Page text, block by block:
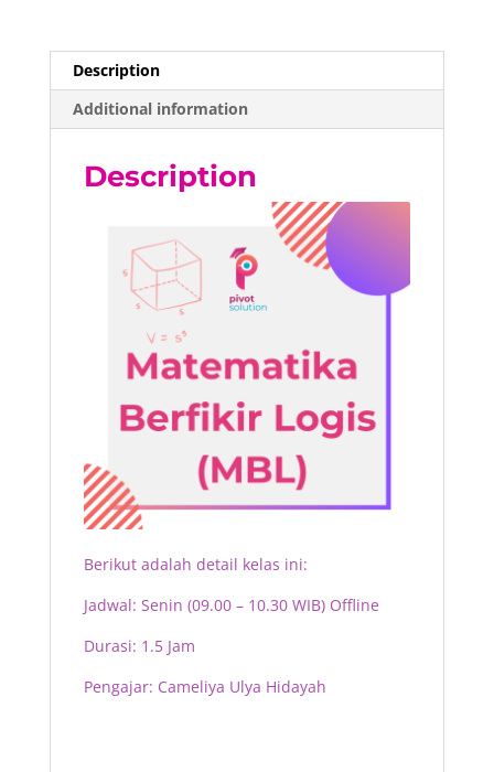
quantity
Description
Additional information
Description
Berikut adalah detail kelas ini:
Jadwal: Senin (09.00 – 10.30 WIB) Offline
Durasi: 1.5 Jam
Pengajar: Cameliya Ulya Hidayah